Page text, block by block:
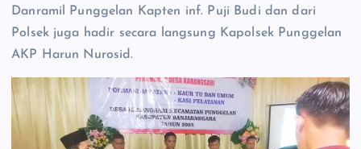
Danramil Punggelan Kapten inf. Puji Budi dan dari
Polsek juga hadir secara langsung Kapolsek Punggelan
AKP Harun Nurosid.